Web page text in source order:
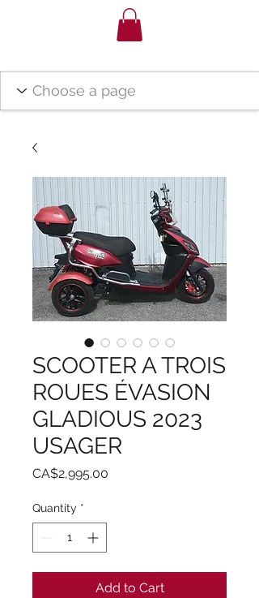
SCOOTER A TROIS
ROUES ÉVASION
GLADIOUS 2023
USAGER
CA$2,995.00
Quantity *
Add to Cart